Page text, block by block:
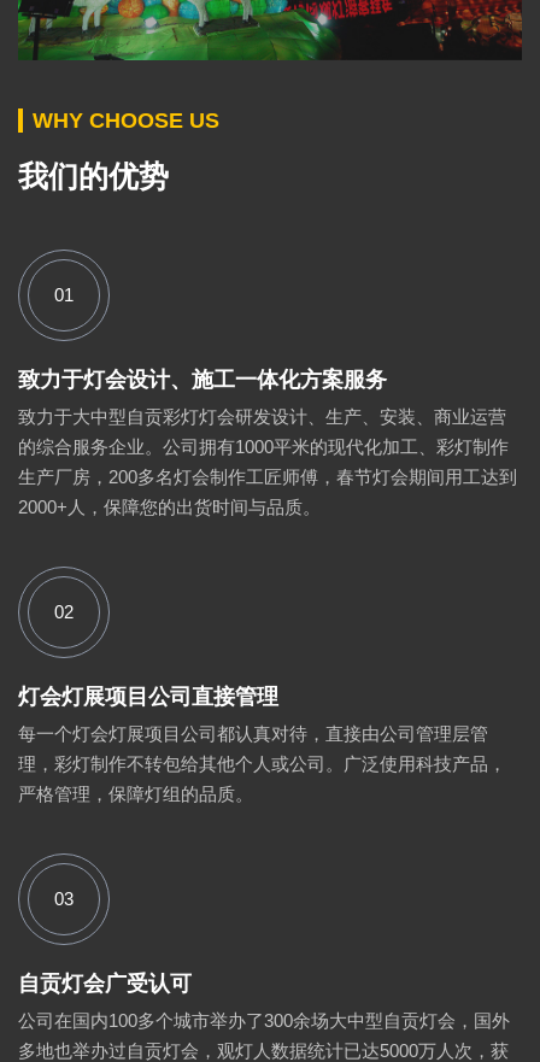
WHY CHOOSE US
我们的优势
01
致力于灯会设计、施工一体化方案服务
致力于大中型自贡彩灯灯会研发设计、生产、安装、商业运营
的综合服务企业。公司拥有1000平米的现代化加工、彩灯制作
生产厂房，200多名灯会制作工匠师傅，春节灯会期间用工达到
2000+人，保障您的出货时间与品质。
02
灯会灯展项目公司直接管理
每一个灯会灯展项目公司都认真对待，直接由公司管理层管
理，彩灯制作不转包给其他个人或公司。广泛使用科技产品，
严格管理，保障灯组的品质。
03
自贡灯会广受认可
公司在国内100多个城市举办了300余场大中型自贡灯会，国外
多地也举办过自贡灯会，观灯人数据统计已达5000万人次，获